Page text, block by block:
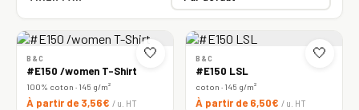
🤍
B&C
#E150 /women T-Shirt
100% coton · 145 g/m²
À partir de 3,56€ / u. HT
🤍
B&C
#E150 LSL
coton · 145 g/m²
À partir de 6,50€ / u. HT